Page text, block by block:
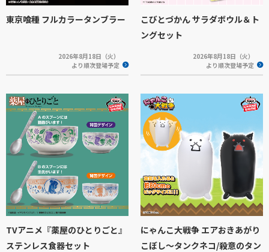
東京喰種 フルカラータンブラー
2026年8月18日（火）
より順次登場予定
こびとづかん サラダボウル＆ト
ングセット
2026年8月18日（火）
より順次登場予定
TVアニメ『薬屋のひとりごと』
ステンレス食器セット
にゃんこ大戦争 エアおきあがり
こぼし～タンクネコ/殺意のタン